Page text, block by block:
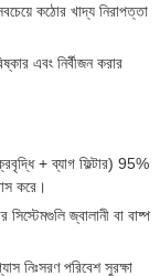
কঠোর খাদ্য নিরাপত্তা
এবং নির্বীজন করার
+ ব্যাগ ফিল্টার) 95%
করে।
জ্বালানী বা বাষ্প
নিঃসরণ পরিবেশ সুরক্ষা